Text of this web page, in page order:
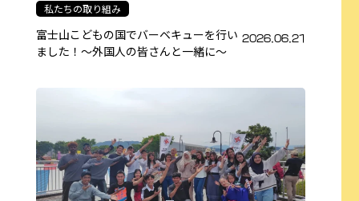
私たちの取り組み
2026.06.21
富士山こどもの国でバーベキューを行い
ました！～外国人の皆さんと一緒に～